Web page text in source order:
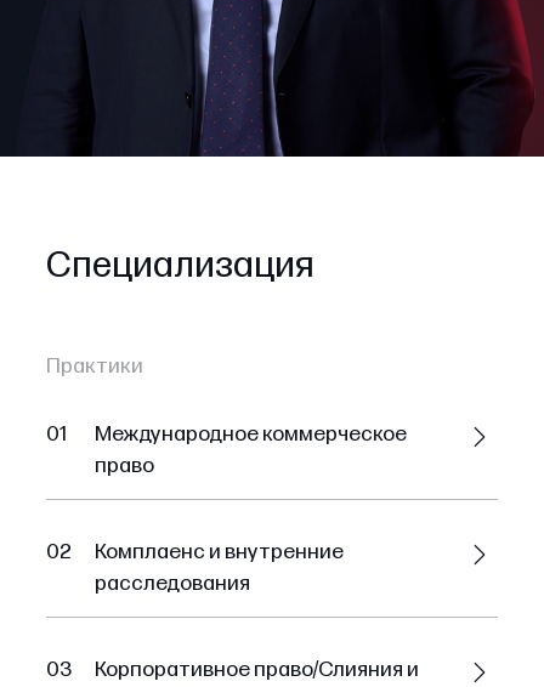
Специализация
Практики
01
Международное коммерческое
право
02
Комплаенс и внутренние
расследования
03
Корпоративное право/Слияния и